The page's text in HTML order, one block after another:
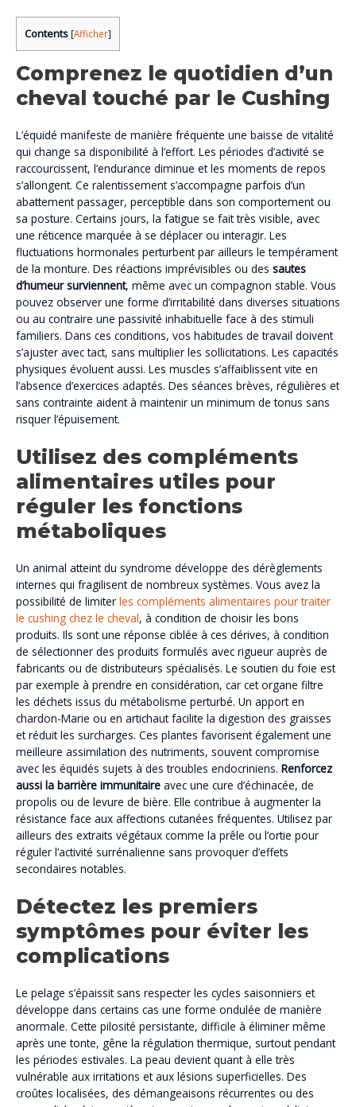
Contents [Afficher]
Comprenez le quotidien d’un
cheval touché par le Cushing
L’équidé manifeste de manière fréquente une baisse de vitalité
qui change sa disponibilité à l’effort. Les périodes d’activité se
raccourcissent, l’endurance diminue et les moments de repos
s’allongent. Ce ralentissement s’accompagne parfois d’un
abattement passager, perceptible dans son comportement ou
sa posture. Certains jours, la fatigue se fait très visible, avec
une réticence marquée à se déplacer ou interagir. Les
fluctuations hormonales perturbent par ailleurs le tempérament
de la monture. Des réactions imprévisibles ou des sautes
d’humeur surviennent, même avec un compagnon stable. Vous
pouvez observer une forme d’irritabilité dans diverses situations
ou au contraire une passivité inhabituelle face à des stimuli
familiers. Dans ces conditions, vos habitudes de travail doivent
s’ajuster avec tact, sans multiplier les sollicitations. Les capacités
physiques évoluent aussi. Les muscles s’affaiblissent vite en
l’absence d’exercices adaptés. Des séances brèves, régulières et
sans contrainte aident à maintenir un minimum de tonus sans
risquer l’épuisement.
Utilisez des compléments
alimentaires utiles pour
réguler les fonctions
métaboliques
Un animal atteint du syndrome développe des dérèglements
internes qui fragilisent de nombreux systèmes. Vous avez la
possibilité de limiter les compléments alimentaires pour traiter
le cushing chez le cheval, à condition de choisir les bons
produits. Ils sont une réponse ciblée à ces dérives, à condition
de sélectionner des produits formulés avec rigueur auprès de
fabricants ou de distributeurs spécialisés. Le soutien du foie est
par exemple à prendre en considération, car cet organe filtre
les déchets issus du métabolisme perturbé. Un apport en
chardon-Marie ou en artichaut facilite la digestion des graisses
et réduit les surcharges. Ces plantes favorisent également une
meilleure assimilation des nutriments, souvent compromise
avec les équidés sujets à des troubles endocriniens. Renforcez
aussi la barrière immunitaire avec une cure d’échinacée, de
propolis ou de levure de bière. Elle contribue à augmenter la
résistance face aux affections cutanées fréquentes. Utilisez par
ailleurs des extraits végétaux comme la prêle ou l’ortie pour
réguler l’activité surrénalienne sans provoquer d’effets
secondaires notables.
Détectez les premiers
symptômes pour éviter les
complications
Le pelage s’épaissit sans respecter les cycles saisonniers et
développe dans certains cas une forme ondulée de manière
anormale. Cette pilosité persistante, difficile à éliminer même
après une tonte, gêne la régulation thermique, surtout pendant
les périodes estivales. La peau devient quant à elle très
vulnérable aux irritations et aux lésions superficielles. Des
croûtes localisées, des démangeaisons récurrentes ou des